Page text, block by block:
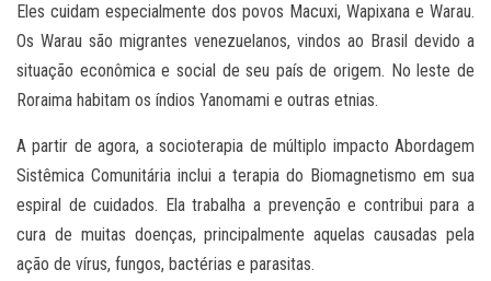
Eles cuidam especialmente dos povos Macuxi, Wapixana e Warau.
Os Warau são migrantes venezuelanos, vindos ao Brasil devido a
situação econômica e social de seu país de origem. No leste de
Roraima habitam os índios Yanomami e outras etnias.
A partir de agora, a socioterapia de múltiplo impacto Abordagem
Sistêmica Comunitária inclui a terapia do Biomagnetismo em sua
espiral de cuidados. Ela trabalha a prevenção e contribui para a
cura de muitas doenças, principalmente aquelas causadas pela
ação de vírus, fungos, bactérias e parasitas.